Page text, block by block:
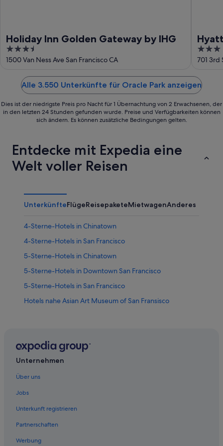
Holiday Inn Golden Gateway by IHG
3.5
out
1500 Van Ness Ave San Francisco CA
3
out
5
701 3rd
Alle 3.550 Unterkünfte für Oracle Park anzeigen
Dies ist der niedrigste Preis pro Nacht für 1 Übernachtung von 2 Erwachsenen, der
in den letzten 24 Stunden gefunden wurde. Preise und Verfügbarkeiten können
sich ändern. Es können zusätzliche Bedingungen gelten.
Entdecke mit Expedia eine
Welt voller Reisen
UnterkünfteFlügeReisepaketeMietwagenAnderes
4-Sterne-Hotels in Chinatown
4-Sterne-Hotels in San Francisco
5-Sterne-Hotels in Chinatown
5-Sterne-Hotels in Downtown San Francisco
5-Sterne-Hotels in San Francisco
Hotels nahe Asian Art Museum of San Fransisco
All-Inclusive- in Downtown San Francisco
Business in Downtown San Francisco
Hotels mit Frühstück in Downtown San Francisco
Hotels mit Meerblick in Downtown San Francisco
Luxus in Downtown San Francisco
Unternehmen
Über uns
Jobs
Unterkunft registrieren
Partnerschaften
Werbung